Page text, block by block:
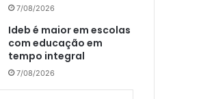
7/08/2026
Ideb é maior em escolas
com educação em
tempo integral
7/08/2026